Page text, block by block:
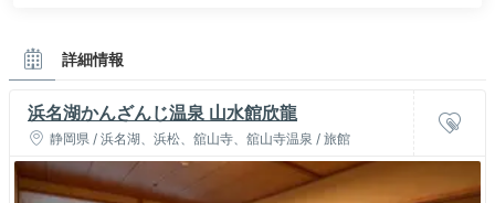
詳細情報
浜名湖かんざんじ温泉 山水館欣龍
静岡県 / 浜名湖、浜松、舘山寺、舘山寺温泉 / 旅館